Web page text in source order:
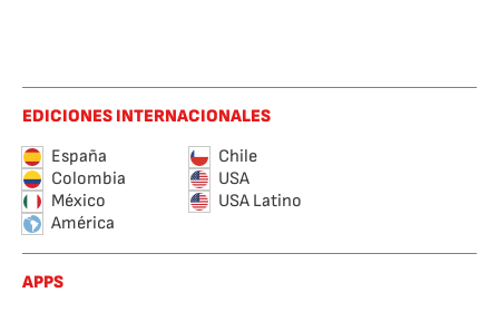
EDICIONES INTERNACIONALES
España
Chile
Colombia
USA
México
USA Latino
América
APPS